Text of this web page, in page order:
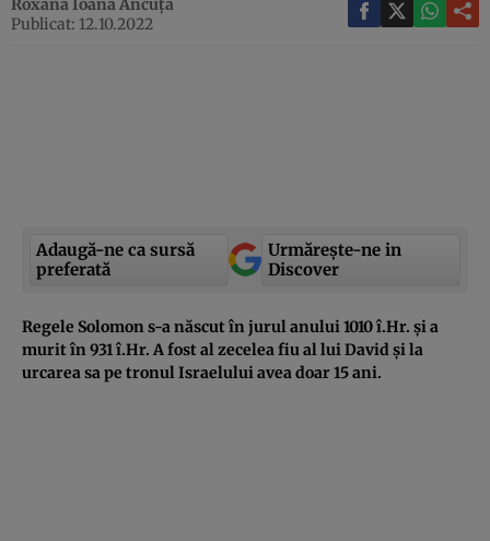
Roxana Ioana Ancuța
Publicat: 12.10.2022
Adaugă-ne ca sursă
preferată
Urmărește-ne in
Discover
Regele Solomon s-a născut în jurul anului 1010 î.Hr. și a
murit în 931 î.Hr. A fost al zecelea fiu al lui David și la
urcarea sa pe tronul Israelului avea doar 15 ani.